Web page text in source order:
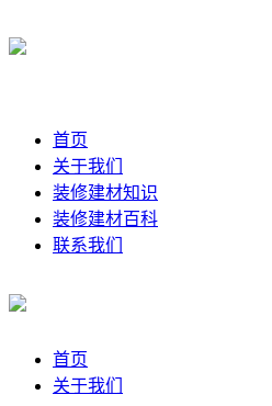
首页
关于我们
装修建材知识
装修建材百科
联系我们
首页
关于我们